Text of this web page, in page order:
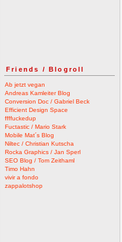
Friends / Blogroll
Ab jetzt vegan
Andreas Kamleiter Blog
Conversion Doc / Gabriel Beck
Efficient Design Space
ffffuckedup
Fuctastic / Mario Stark
Mobile Mat´s Blog
Niltec / Christian Kutscha
Rocka Graphics / Jan Sperl
SEO Blog / Tom Zeithaml
Timo Hahn
vivir a fondo
zappalotshop